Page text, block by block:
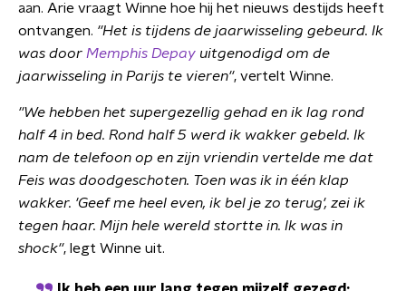
aan. Arie vraagt Winne hoe hij het nieuws destijds heeft
ontvangen. ''Het is tijdens de jaarwisseling gebeurd. Ik
was door Memphis Depay uitgenodigd om de
jaarwisseling in Parijs te vieren'', vertelt Winne.
''We hebben het supergezellig gehad en ik lag rond
half 4 in bed. Rond half 5 werd ik wakker gebeld. Ik
nam de telefoon op en zijn vriendin vertelde me dat
Feis was doodgeschoten. Toen was ik in één klap
wakker. 'Geef me heel even, ik bel je zo terug', zei ik
tegen haar. Mijn hele wereld stortte in. Ik was in
shock'', legt Winne uit.